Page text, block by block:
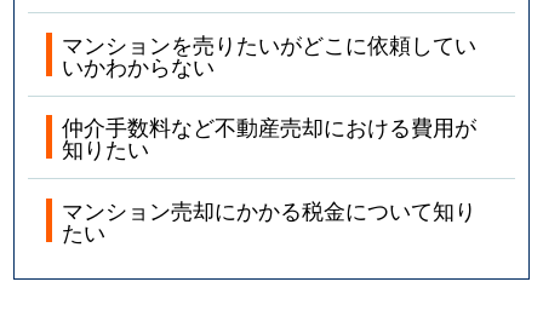
マンションを売りたいがどこに依頼してい
いかわからない
仲介手数料など不動産売却における費用が
知りたい
マンション売却にかかる税金について知り
たい